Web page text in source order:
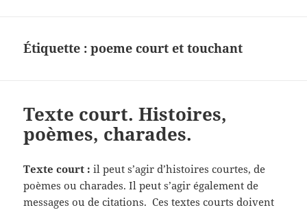
devinettes, pour enfants.
Étiquette :poeme court et touchant
Texte court. Histoires,
poèmes, charades.
Texte court : il peut s’agir d’histoires courtes, de
poèmes ou charades. Il peut s’agir également de
messages ou de citations. Ces textes courts doivent